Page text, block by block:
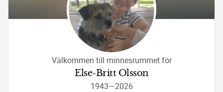
Välkommen till minnesrummet för
Else-Britt Olsson
1943—2026